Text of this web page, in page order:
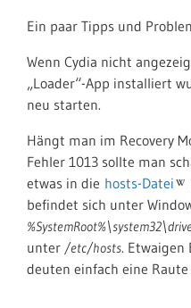
Ein paar Tipps und
Wenn Cydia nicht
„Loader“-App installiert
neu starten.
Hängt man im Recovery
Fehler 1013 sollte man
etwas in die hosts-Datei
befindet sich unter
unter /etc/hosts. Etwaigen
deuten einfach eine